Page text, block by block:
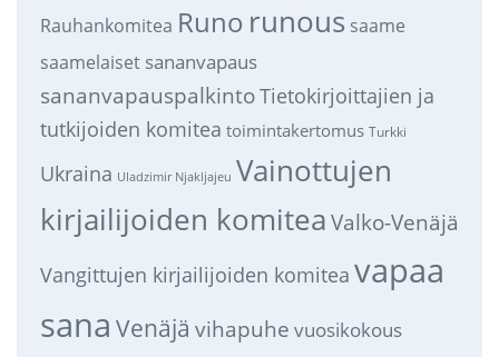
Rauhankomitea Runo runous saame
saamelaiset sananvapaus
sananvapauspalkintoTietokirjoittajien ja
tutkijoiden komitea toimintakertomus Turkki
Ukraina Uladzimir Njakljajeu Vainottujen
kirjailijoiden komitea Valko-Venäjä
Vangittujen kirjailijoiden komitea vapaa
sana Venäjä vihapuhe vuosikokous